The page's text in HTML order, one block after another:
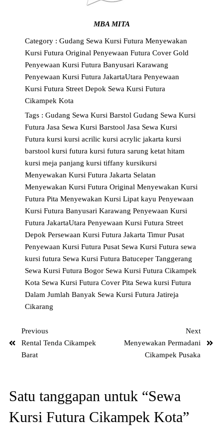
MBA MITA
Category : Gudang Sewa Kursi FuturaMenyewakan
Kursi Futura OriginalPenyewaan Futura Cover Gold
Penyewaan Kursi Futura Banyusari Karawang
Penyewaan Kursi Futura JakartaUtaraPenyewaan
Kursi Futura Street Depok Sewa Kursi Futura
Cikampek Kota
Tags : Gudang Sewa Kursi BarstolGudang Sewa Kursi
FuturaJasa Sewa Kursi BarstoolJasa Sewa Kursi
Futurakursikursi acrilickursi acrylic jakartakursi
barstoolkursi futurakursi futura sarung ketat hitam
kursi meja panjangkursi tiffanykursikursi
Menyewakan Kursi Futura Jakarta Selatan
Menyewakan Kursi Futura OriginalMenyewakan Kursi
Futura PitaMenyewakan Kursi Lipat kayuPenyewaan
Kursi Futura Banyusari KarawangPenyewaan Kursi
Futura JakartaUtaraPenyewaan Kursi Futura Street
DepokPersewaan Kursi Futura Jakarta TimurPusat
Penyewaan Kursi FuturaPusat Sewa Kursi Futurasewa
kursi futura Sewa Kursi Futura Batuceper Tanggerang
Sewa Kursi Futura Bogor Sewa Kursi Futura Cikampek
Kota Sewa Kursi Futura Cover Pita Sewa kursi Futura
Dalam Jumlah Banyak Sewa Kursi Futura Jatireja
Cikarang
Previous
Rental Tenda Cikampek
Barat
Next
Menyewakan Permadani
Cikampek Pusaka
Satu tanggapan untuk “Sewa
Kursi Futura Cikampek Kota”